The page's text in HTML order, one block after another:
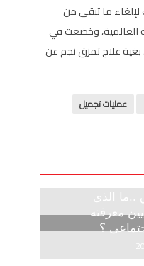
لإلغاء ما تبقى من
العالمية، وخضعت في
بغية علاج تمزق نجم عن
عمليات تجميل
و5 طرق ..ما الذى
معرفته
؟